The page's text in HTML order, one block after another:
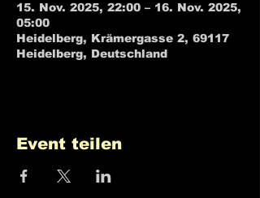
15. Nov. 2025, 22:00 – 16. Nov. 2025,
05:00
Heidelberg, Krämergasse 2, 69117
Heidelberg, Deutschland
Event teilen